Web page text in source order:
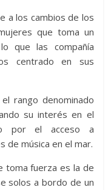
a los cambios de los
que toma un
que las compañía
centrado en sus
rango denominado
su interés en el
por el acceso a
de música en el mar.
toma fuerza es la de
solos a bordo de un